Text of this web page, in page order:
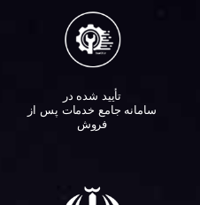
تأیید شده در
سامانه جامع خدمات پس از
فروش